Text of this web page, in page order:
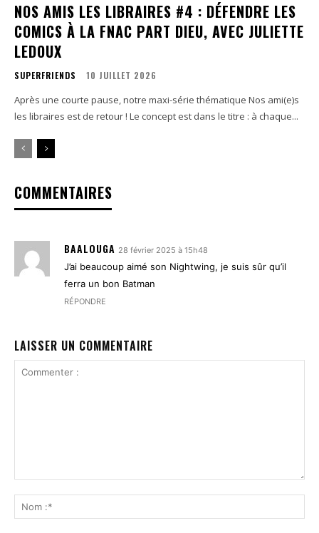
NOS AMIS LES LIBRAIRES #4 : DÉFENDRE LES
COMICS À LA FNAC PART DIEU, AVEC JULIETTE
LEDOUX
SUPERFRIENDS 10 JUILLET 2026
Après une courte pause, notre maxi-série thématique Nos ami(e)s
les libraires est de retour ! Le concept est dans le titre : à chaque...
COMMENTAIRES
BAALOUGA 28 février 2025 à 15h48
J’ai beaucoup aimé son Nightwing, je suis sûr qu’il
ferra un bon Batman
RÉPONDRE
LAISSER UN COMMENTAIRE
:*